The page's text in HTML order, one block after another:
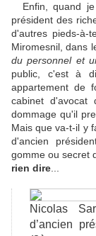
Enfin, quand je
président des
d'autres pieds-à-
Miromesnil, dans
du personnel et
public, c'est à
appartement de
cabinet
dommage qu'il
Mais que va-t-il y
d'ancien
gomme ou secret
rien dire
Nicolas
d’ancien